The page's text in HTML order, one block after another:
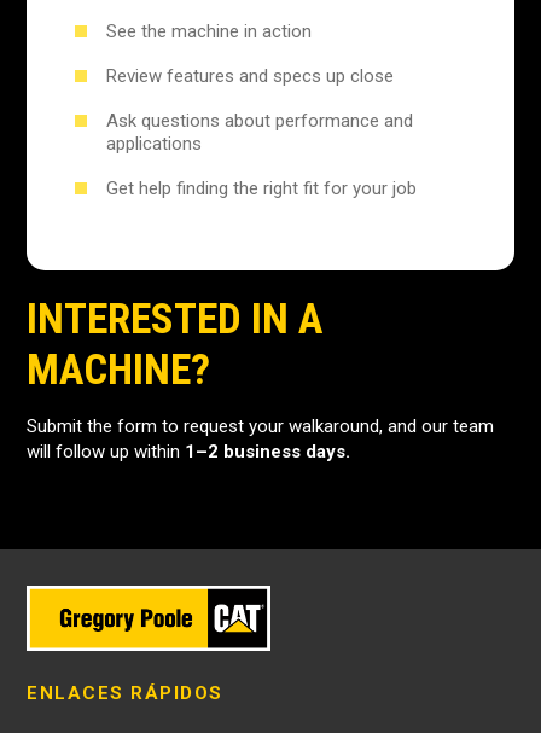
See the machine in action
Review features and specs up close
Ask questions about performance and
applications
Get help finding the right fit for your job
INTERESTED IN A
MACHINE?
Submit the form to request your walkaround, and our team
will follow up within 1–2 business days.
ENLACES RÁPIDOS